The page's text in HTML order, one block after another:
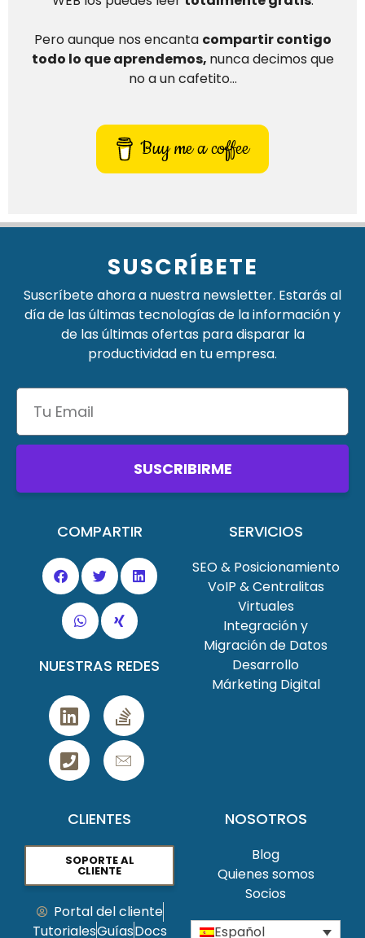
Pero aunque nos encanta compartir contigo
todo lo que aprendemos, nunca decimos que
no a un cafetito…
Buy me a coffee
SUSCRÍBETE
Suscríbete ahora a nuestra newsletter. Estarás al
día de las últimas tecnologías de la información y
de las últimas ofertas para disparar la
productividad en tu empresa.
SUSCRIBIRME
COMPARTIR
NUESTRAS REDES
SERVICIOS
SEO & Posicionamiento
VoIP & Centralitas
Virtuales
Integración y
Migración de Datos
Desarrollo
Márketing Digital
CLIENTES
SOPORTE AL
CLIENTE
Portal del cliente
TutorialesGuíasDocs
NOSOTROS
Blog
Quienes somos
Socios
Español